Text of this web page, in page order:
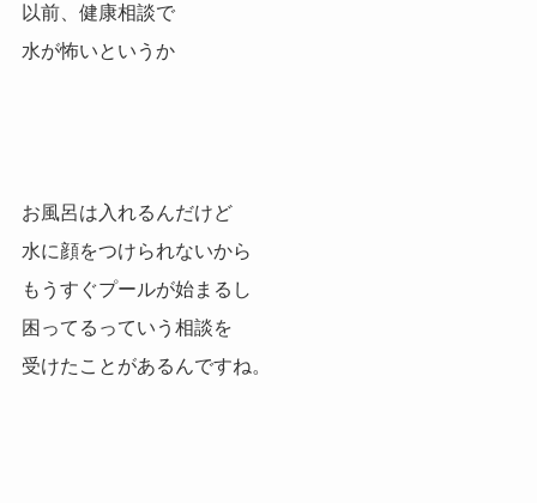
以前、健康相談で
水が怖いというか
お風呂は入れるんだけど
水に顔をつけられないから
もうすぐプールが始まるし
困ってるっていう相談を
受けたことがあるんですね。